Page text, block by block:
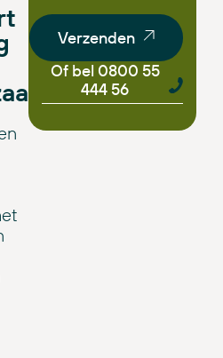
Verzenden
Of bel 0800 55
444 56